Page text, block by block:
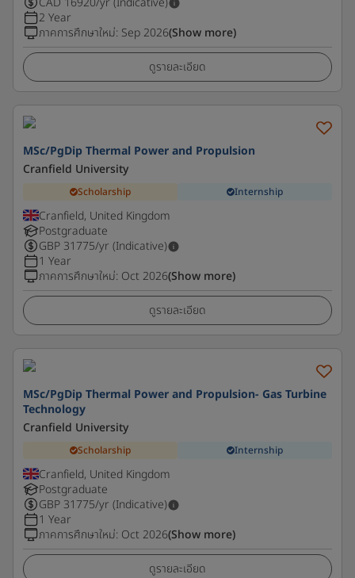
2 Year
ภาคการศึกษาใหม่: Sep 2026(Show more)
ดูรายละเอียด
MSc/PgDip Thermal Power and Propulsion
Cranfield University
Scholarship Internship
Cranfield, United Kingdom
Postgraduate
GBP 31775/yr (Indicative)
1 Year
ภาคการศึกษาใหม่: Oct 2026(Show more)
ดูรายละเอียด
MSc/PgDip Thermal Power and Propulsion- Gas Turbine
Technology
Cranfield University
Scholarship Internship
Cranfield, United Kingdom
Postgraduate
GBP 31775/yr (Indicative)
1 Year
ภาคการศึกษาใหม่: Oct 2026(Show more)
ดูรายละเอียด